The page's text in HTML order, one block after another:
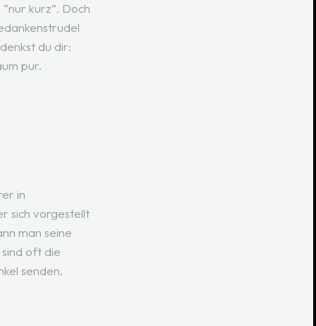
kurz”. Doch
du dir:
pur.
in
sich vorgestellt
man seine
oft die
senden.